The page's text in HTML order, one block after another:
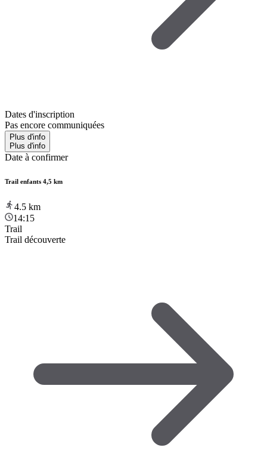
Dates d'inscription
Pas encore communiquées
Plus d'info
Plus d'info
Date à confirmer
Trail enfants 4,5 km
4.5 km
14:15
Trail
Trail découverte